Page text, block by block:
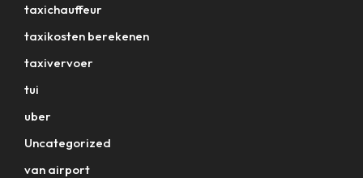
taxichauffeur
taxikosten berekenen
taxivervoer
tui
uber
Uncategorized
van airport